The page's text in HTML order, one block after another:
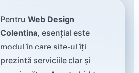
PentruWeb Design
Colentina, esențial este
modul în care site-ul îți
prezintă serviciile clar și